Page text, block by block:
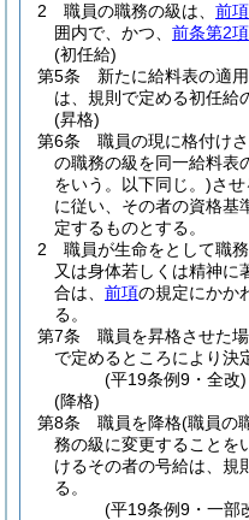
2
職員の職務の級は、 前項
囲内で、かつ、 前条第2項
(初任給)
第5条
新たに給料表の適
は、規則で定める初任給
(昇格)
第6条
職員の現に格付け
の職務の級を同一給料表
をいう。以下同じ。)さ
に従い、その者の資格基
定するものとする。
2
職員が生命をとして職
又は身体若しくは精神に
合は、 前項の規定にかか
る。
第7条
職員を昇格させた
で定めるところにより決
(平19条例9・全改)
(降格)
第8条
職員を降格(職員の
務の級に変更することを
けるその者の号給は、規
る。
(平19条例9・一部